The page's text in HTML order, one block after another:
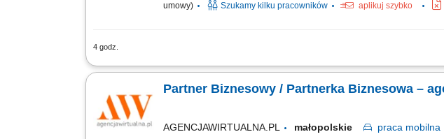
umowy)
Szukamy kilku pracowników aplikuj szybko
4 godz.
Zakres działania: rozwijanie własnej działalności w branży marketingu
Partner Biznesowy / Partnerka Biznesowa –
AGENCJAWIRTUALNA.PL małopolskie praca mobilna